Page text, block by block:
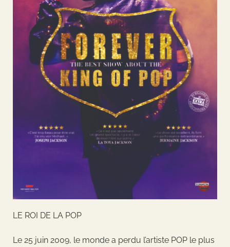
LE ROI DE LA POP
Le 25 juin 2009, le monde a perdu l’artiste POP le plus